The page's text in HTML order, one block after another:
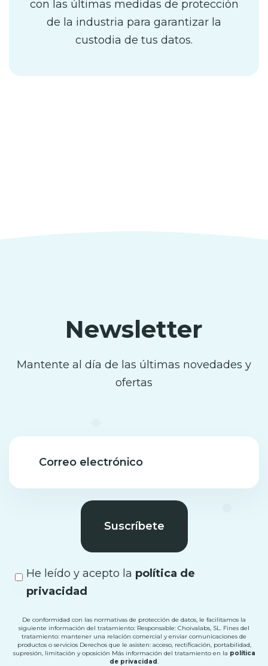
con las últimas medidas de protección
de la industria para garantizar la
custodia de tus datos.
Newsletter
Mantente al día de las últimas novedades y
ofertas
Suscríbete
He leído y acepto la política de
privacidad
De conformidad con las normativas de protección de datos, le facilitamos la
siguiente información del tratamiento: Responsable: Choivalabs, SL. Fines del
tratamiento: mantener una relación comercial y enviar comunicaciones de
productos o servicios Derechos que le asisten: acceso, rectificación, portabilidad,
supresión, limitación y oposición Más información del tratamiento en la política
de privacidad.